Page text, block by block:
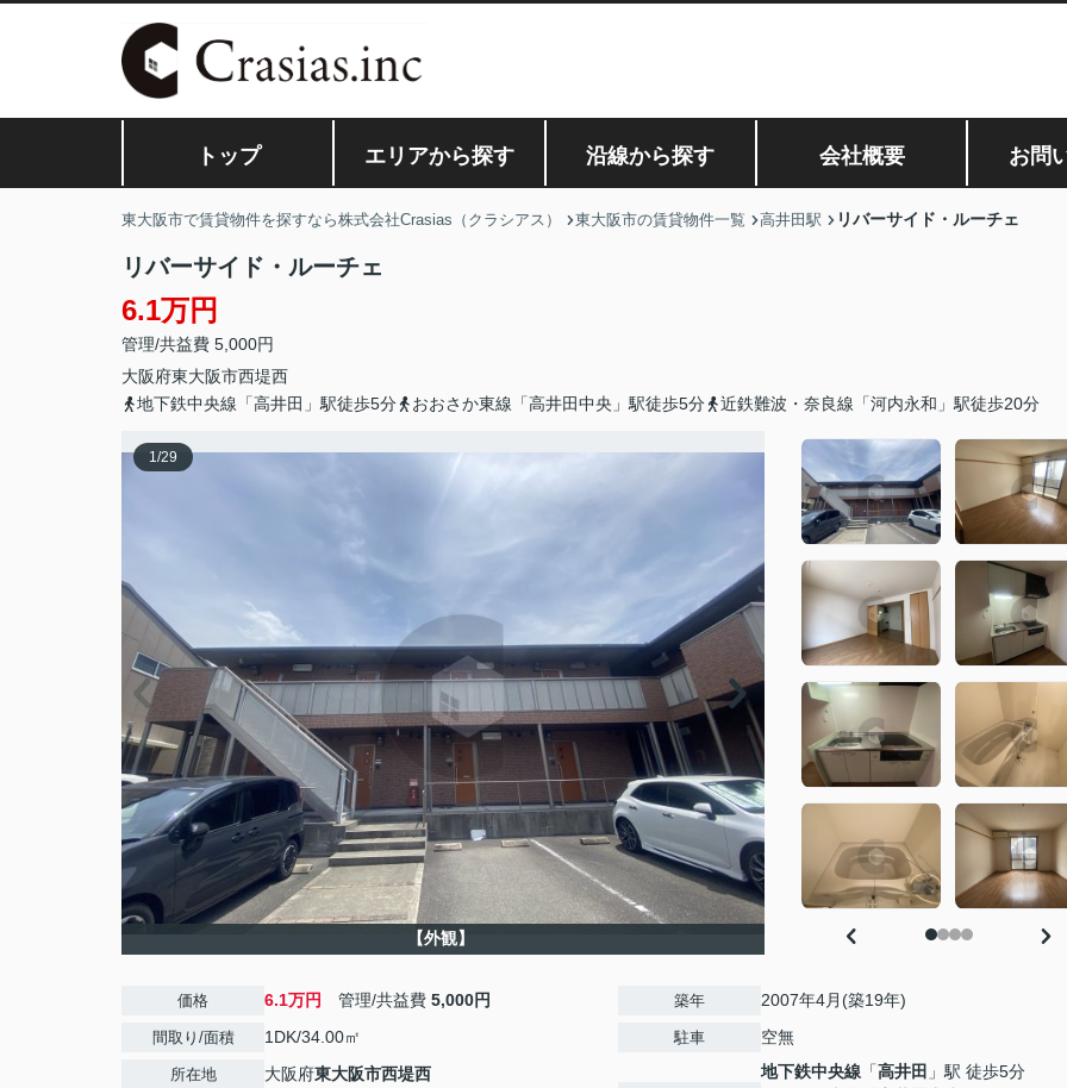
トップ エリアから探す 沿線から探す 会社概要 お問
東大阪市で賃貸物件を探すなら株式会社Crasias（クラシアス） 東大阪市の賃貸物件一覧 高井田駅 リバーサイド・ルーチェ
リバーサイド・ルーチェ
6.1万円
管理/共益費 5,000円
大阪府東大阪市西堤西
地下鉄中央線「高井田」駅徒歩5分
おおさか東線「高井田中央」駅徒歩5分 近鉄難波・奈良線「河内永和」駅徒歩20分
1/29
【外観】
価格 6.1万円 管理/共益費 5,000円
間取り/面積 1DK/34.00㎡
所在地 大阪府東大阪市西堤西
築年 2007年4月(築19年)
駐車 空無
地下鉄中央線 「高井田 」駅 徒歩5分